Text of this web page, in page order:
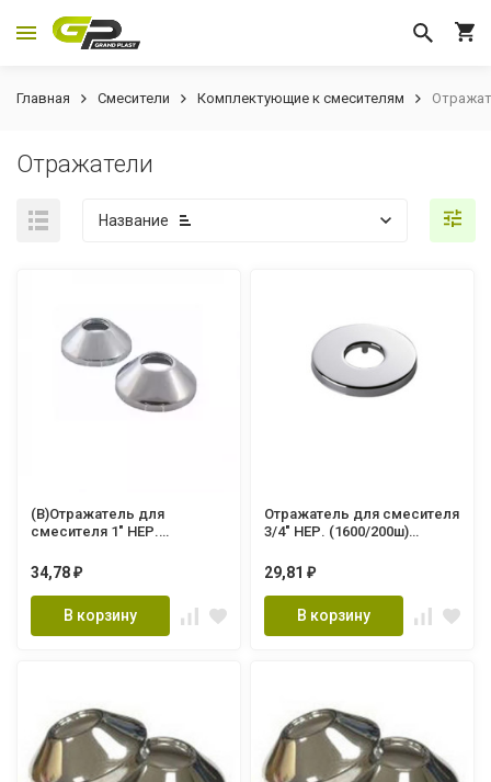
Главная Смесители Комплектующие к смесителям
Отражатели
Название
(В)Отражатель для
смесителя 1" НЕР.
34,78 ₽
В корзину
Отражатель для смесителя
3/4" НЕР. (1600/200ш)
29,81 ₽
В корзину